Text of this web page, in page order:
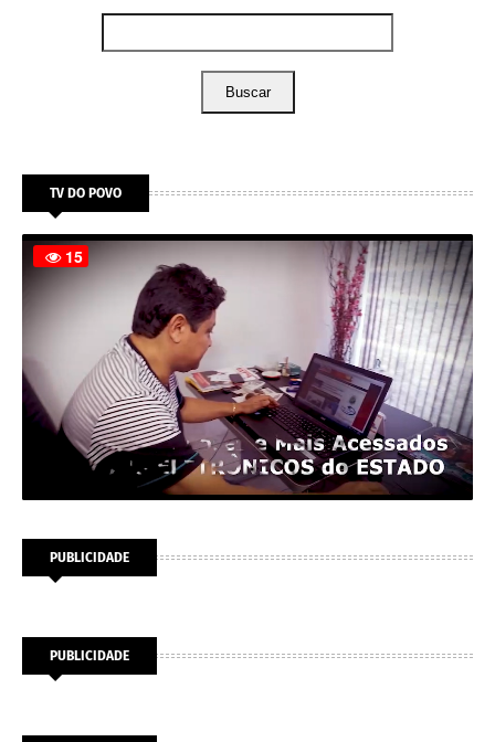
Buscar
TV DO POVO
PUBLICIDADE
PUBLICIDADE